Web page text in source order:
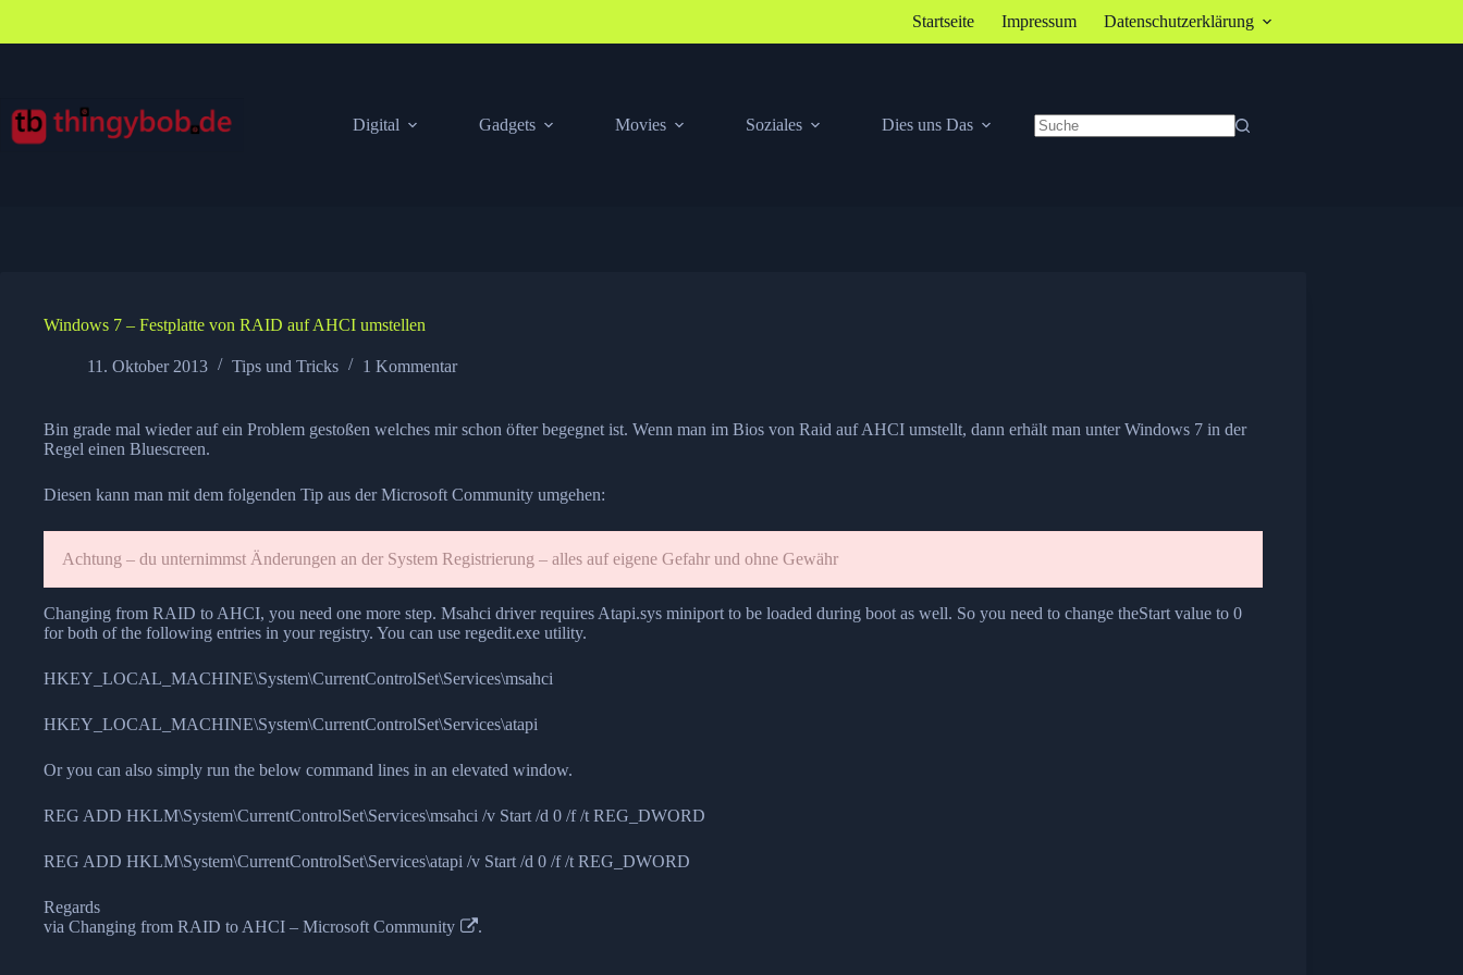
springen
Startseite Impressum Datenschutzerklärung
Digital Gadgets Movies Soziales
Dies uns Das
Windows 7 – Festplatte von RAID auf AHCI umstellen
11. Oktober 2013 Tips und Tricks 1 Kommentar
Bin grade mal wieder auf ein Problem gestoßen welches mir schon öfter begegnet ist. Wenn man im Bios von Raid auf AHCI umstellt, dann erhält man unter Windows 7 in der
Regel einen Bluescreen.
Diesen kann man mit dem folgenden Tip aus der Microsoft Community umgehen:
Achtung – du unternimmst Änderungen an der System Registrierung – alles auf eigene Gefahr und ohne Gewähr
Changing from RAID to AHCI, you need one more step. Msahci driver requires Atapi.sys miniport to be loaded during boot as well. So you need to change theStart value to 0
for both of the following entries in your registry. You can use regedit.exe utility.
HKEY_LOCAL_MACHINE\System\CurrentControlSet\Services\msahci
HKEY_LOCAL_MACHINE\System\CurrentControlSet\Services\atapi
Or you can also simply run the below command lines in an elevated window.
REG ADD HKLM\System\CurrentControlSet\Services\msahci /v Start /d 0 /f /t REG_DWORD
REG ADD HKLM\System\CurrentControlSet\Services\atapi /v Start /d 0 /f /t REG_DWORD
Regards
via Changing from RAID to AHCI – Microsoft Community .